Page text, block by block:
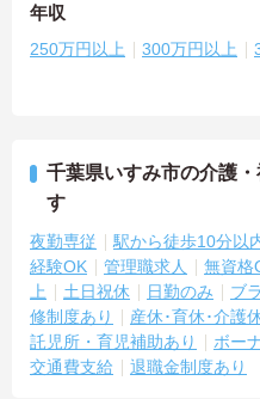
年収
250万円以上 300万円以上
千葉県いすみ市の介護
す
夜勤専従 駅から徒歩10分以
経験OK
管理職求人 無資格
上
土日祝休 日勤のみ ブ
修制度あり
産休･育休･介護
託児所・育児補助あり
ボー
交通費支給
退職金制度あり